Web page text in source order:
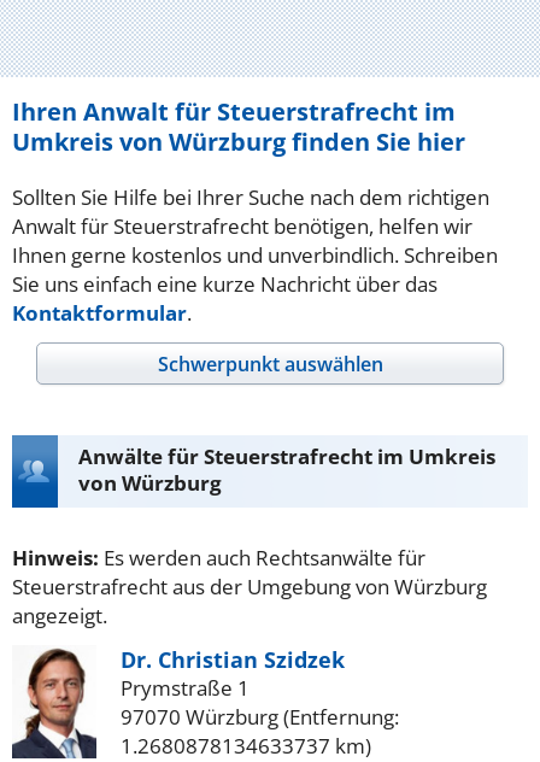
Ihren Anwalt für Steuerstrafrecht im
Umkreis von Würzburg finden Sie hier
Sollten Sie Hilfe bei Ihrer Suche nach dem richtigen
Anwalt für Steuerstrafrecht benötigen, helfen wir
Ihnen gerne kostenlos und unverbindlich. Schreiben
Sie uns einfach eine kurze Nachricht über das
Kontaktformular.
Schwerpunkt auswählen
Anwälte für Steuerstrafrecht im Umkreis
von Würzburg
Hinweis: Es werden auch Rechtsanwälte für
Steuerstrafrecht aus der Umgebung von Würzburg
angezeigt.
Dr. Christian Szidzek
Prymstraße 1
97070 Würzburg (Entfernung:
1.2680878134633737 km)